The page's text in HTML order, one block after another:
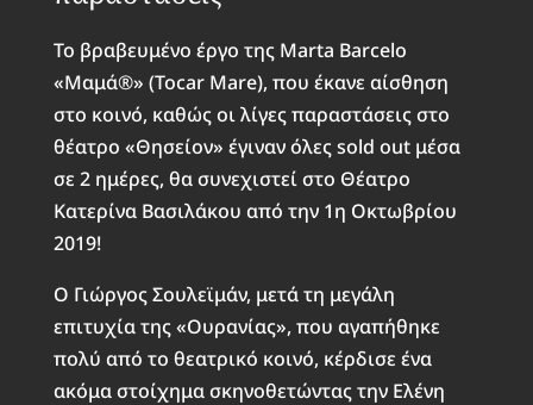
Το βραβευμένο έργο της Marta Barcelo
«Μαμά®» (Τοcar Mare), που έκανε αίσθηση
στο κοινό, καθώς οι λίγες παραστάσεις στο
θέατρο «Θησείον» έγιναν όλες sold out μέσα
σε 2 ημέρες, θα συνεχιστεί στο Θέατρο
Κατερίνα Βασιλάκου από την 1η Οκτωβρίου
2019!
Ο Γιώργος Σουλεϊμάν, μετά τη μεγάλη
επιτυχία της «Ουρανίας», που αγαπήθηκε
πολύ από το θεατρικό κοινό, κέρδισε ένα
ακόμα στοίχημα σκηνοθετώντας την Ελένη